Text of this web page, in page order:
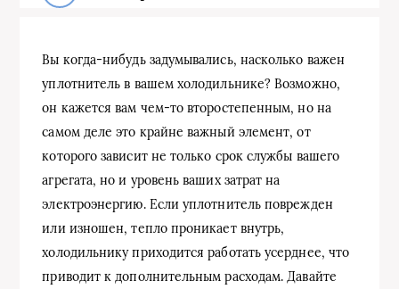
Вы когда-нибудь задумывались, насколько важен
уплотнитель в вашем холодильнике? Возможно,
он кажется вам чем-то второстепенным, но на
самом деле это крайне важный элемент, от
которого зависит не только срок службы вашего
агрегата, но и уровень ваших затрат на
электроэнергию. Если уплотнитель поврежден
или изношен, тепло проникает внутрь,
холодильнику приходится работать усерднее, что
приводит к дополнительным расходам. Давайте